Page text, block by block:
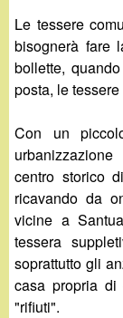
Le tessere
bisognerà fare
bollette,
posta, le
Con un
centro storico
ricavando da
vicine a
tessera
soprattutto gli
casa propria
"rifiuti".